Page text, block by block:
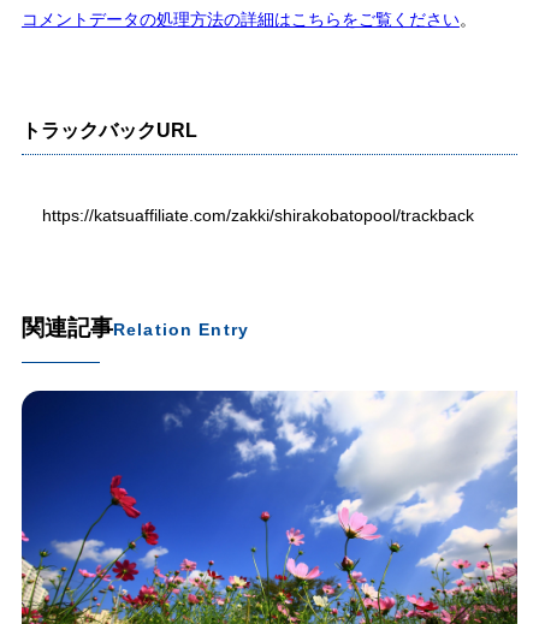
コメントデータの処理方法の詳細はこちらをご覧ください。
トラックバックURL
https://katsuaffiliate.com/zakki/shirakobatopool/trackback
関連記事Relation Entry